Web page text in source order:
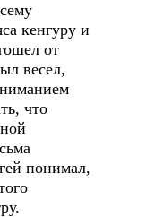
кенгуру и
от
весел,
что
понимал,